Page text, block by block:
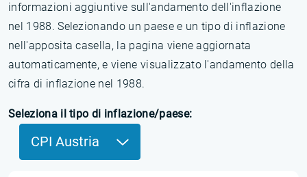
informazioni aggiuntive sull'andamento dell'inflazione
nel 1988. Selezionando un paese e un tipo di inflazione
nell'apposita casella, la pagina viene aggiornata
automaticamente, e viene visualizzato l'andamento della
cifra di inflazione nel 1988.
Seleziona il tipo di inflazione/paese:
CPI Austria